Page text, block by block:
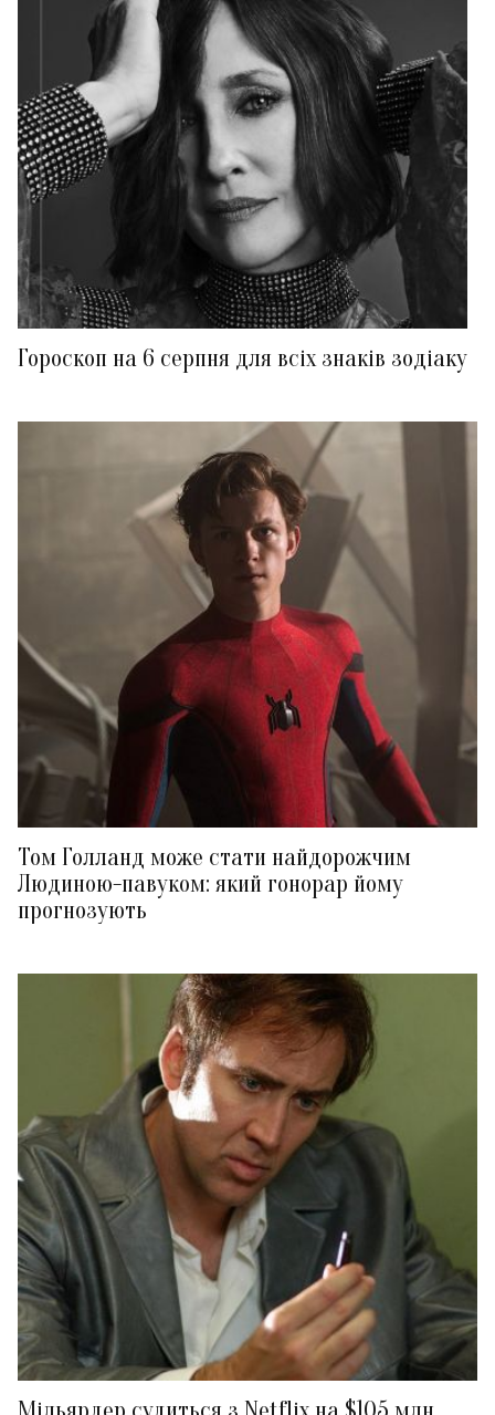
Гороскоп на 6 серпня для всіх знаків зодіаку
Том Голланд може стати найдорожчим
Людиною-павуком: який гонорар йому
прогнозують